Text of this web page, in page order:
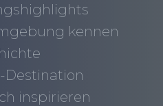
kennen
Destination
inspirieren